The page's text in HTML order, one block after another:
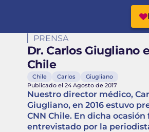
Cabecera del
PRENSA
Dr. Carlos Giugliano
Chile
Chile Carlos
Giugliano
Publicado el 24 Agosto de 2017
Nuestro director médico,
Giugliano, en 2016 estuvo
CNN Chile. En dicha ocasión
entrevistado por la